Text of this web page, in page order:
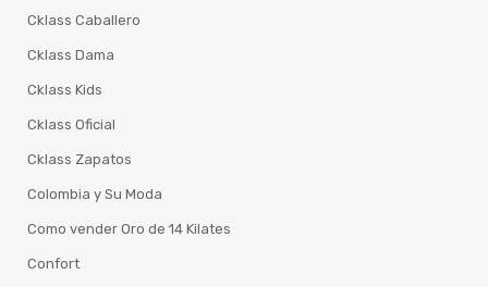
Cklass Caballero
Cklass Dama
Cklass Kids
Cklass Oficial
Cklass Zapatos
Colombia y Su Moda
Como vender Oro de 14 Kilates
Confort